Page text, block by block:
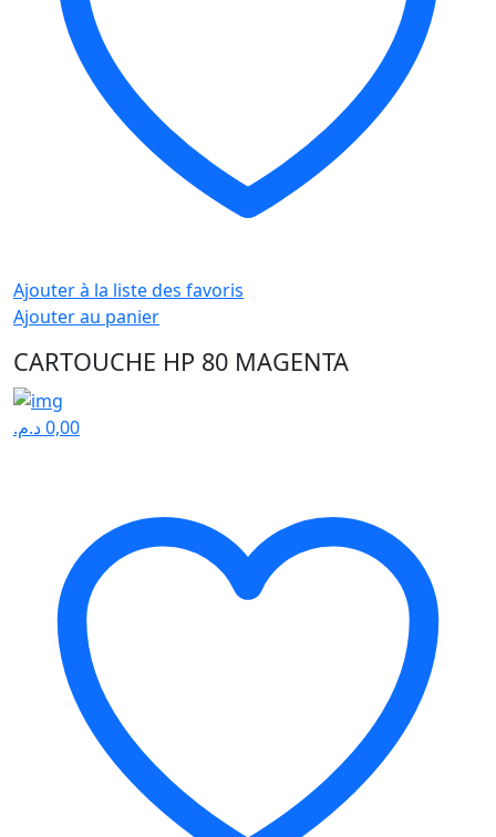
Ajouter à la liste des favoris
Ajouter au panier
CARTOUCHE HP 80 MAGENTA
0,00د.م.